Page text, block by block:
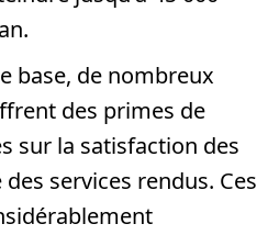
base, de nombreux
des primes de
sur la satisfaction des
services rendus. Ces